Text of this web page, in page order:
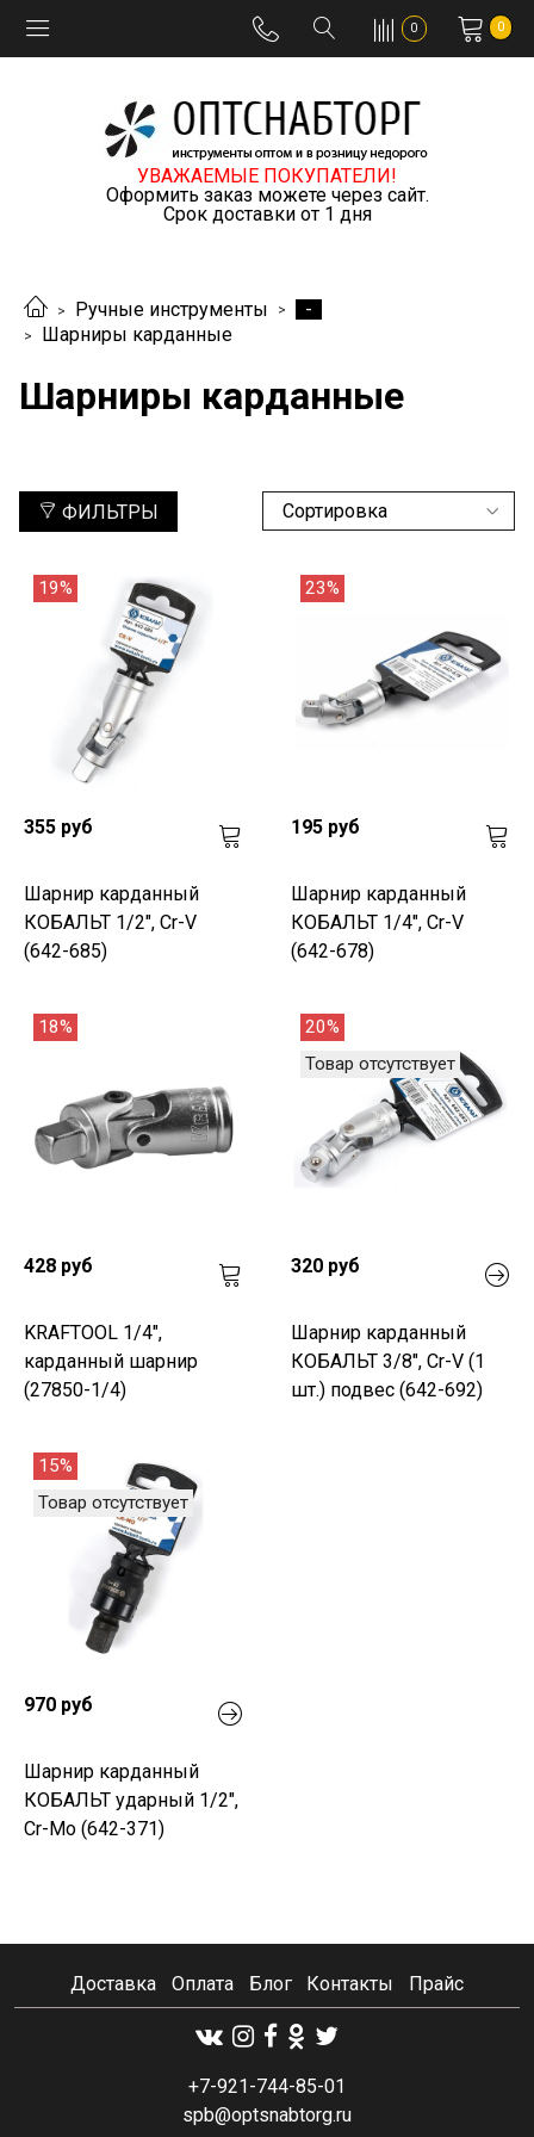
0 0
УВАЖАЕМЫЕ ПОКУПАТЕЛИ!
Оформить заказ можете через сайт.
Срок доставки от 1 дня
Ручные инструменты
-
Шарниры карданные
Шарниры карданные
ФИЛЬТРЫ
19%
355 руб
Шарнир карданный
КОБАЛЬТ 1/2", Cr-V
(642-685)
23%
195 руб
Шарнир карданный
КОБАЛЬТ 1/4", Cr-V
(642-678)
18%
428 руб
KRAFTOOL 1/4",
карданный шарнир
(27850-1/4)
20%
Товар отсутствует
320 руб
Шарнир карданный
КОБАЛЬТ 3/8", Cr-V (1
шт.) подвес (642-692)
15%
Товар отсутствует
970 руб
Шарнир карданный
КОБАЛЬТ ударный 1/2",
Cr-Mo (642-371)
Доставка Оплата Блог Контакты Прайс
+7-921-744-85-01
spb@optsnabtorg.ru